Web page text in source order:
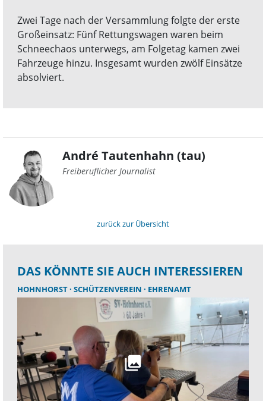
Zwei Tage nach der Versammlung folgte der erste
Großeinsatz: Fünf Rettungswagen waren beim
Schneechaos unterwegs, am Folgetag kamen zwei
Fahrzeuge hinzu. Insgesamt wurden zwölf Einsätze
absolviert.
André Tautenhahn (tau)
Freiberuflicher Journalist
zurück zur Übersicht
DAS KÖNNTE SIE AUCH INTERESSIEREN
HOHNHORST SCHÜTZENVEREIN EHRENAMT